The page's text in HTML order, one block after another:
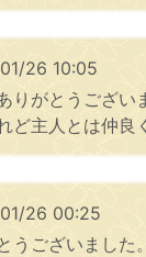
26 10:05
りがとうござ
ど主人とは仲良
26 00:25
うございました